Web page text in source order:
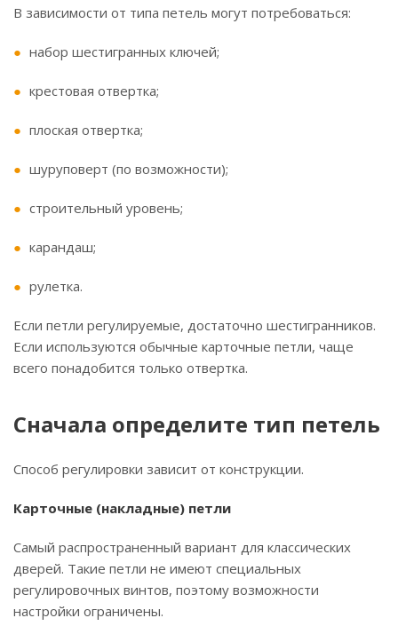
В зависимости от типа петель могут потребоваться:
набор шестигранных ключей;
крестовая отвертка;
плоская отвертка;
шуруповерт (по возможности);
строительный уровень;
карандаш;
рулетка.
Если петли регулируемые, достаточно шестигранников.
Если используются обычные карточные петли, чаще
всего понадобится только отвертка.
Сначала определите тип петель
Способ регулировки зависит от конструкции.
Карточные (накладные) петли
Самый распространенный вариант для классических
дверей. Такие петли не имеют специальных
регулировочных винтов, поэтому возможности
настройки ограничены.